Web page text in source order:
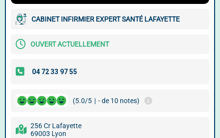
CABINET INFIRMIER EXPERT SANTÉ LAFAYETTE
OUVERT ACTUELLEMENT
(5.0/5 | - de 10 notes)
256 Cr Lafayette
69003 Lyon